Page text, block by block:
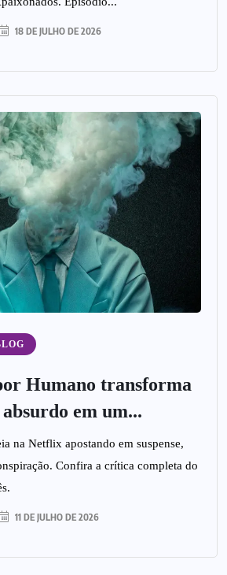
18 DE JULHO DE 2026
Humano transforma
em um...
na Netflix apostando em suspense,
Confira a crítica completa do
11 DE JULHO DE 2026